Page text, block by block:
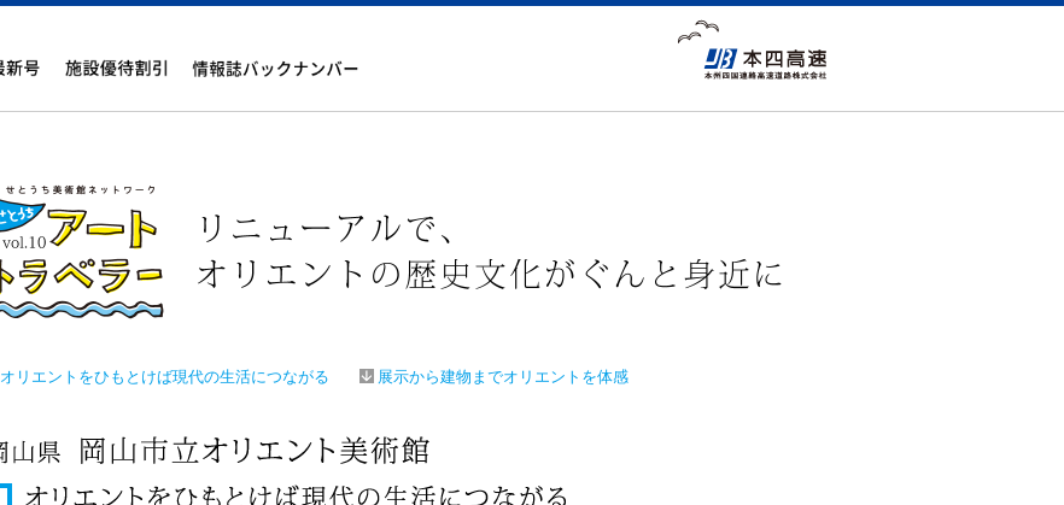
オリエントをひもとけば現代の生活につながる 展示から建物までオリエントを体感